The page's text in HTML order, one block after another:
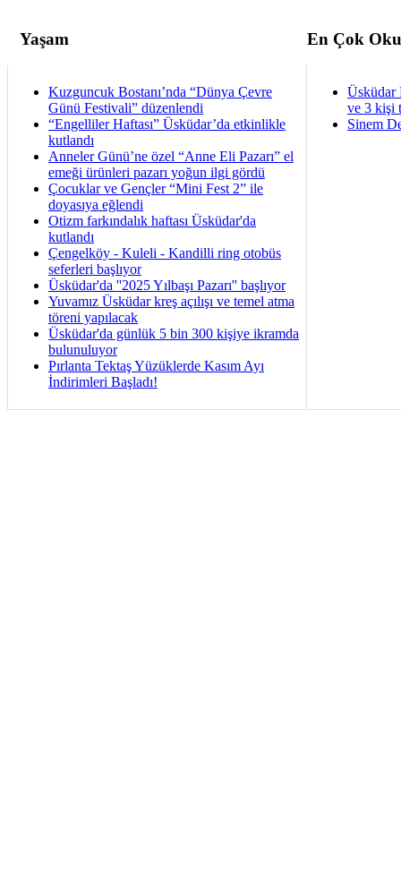
Yaşam En Çok
Kuzguncuk Bostanı’nda “Dünya Çevre
Günü Festivali” düzenlendi
“Engelliler Haftası” Üsküdar’da etkinlikle
kutlandı
Anneler Günü’ne özel “Anne Eli Pazarı” el
emeği ürünleri pazarı yoğun ilgi gördü
Çocuklar ve Gençler “Mini Fest 2” ile
doyasıya eğlendi
Otizm farkındalık haftası Üsküdar'da
kutlandı
Çengelköy - Kuleli - Kandilli ring otobüs
seferleri başlıyor
Üsküdar'da ''2025 Yılbaşı Pazarı'' başlıyor
Yuvamız Üsküdar kreş açılışı ve temel atma
töreni yapılacak
Üsküdar'da günlük 5 bin 300 kişiye ikramda
bulunuluyor
Pırlanta Tektaş Yüzüklerde Kasım Ayı
İndirimleri Başladı!
Üsküdar
ve 3 kişi
Sinem